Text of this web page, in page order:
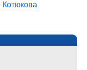
Котюкова